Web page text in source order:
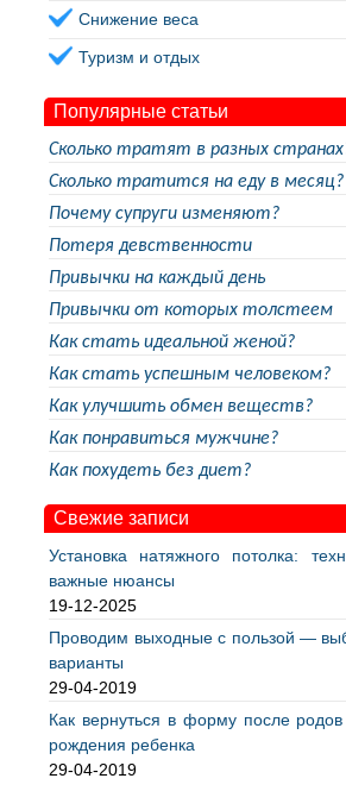
Снижение веса
Туризм и отдых
Популярные статьи
Сколько тратят в разных
Сколько тратится на еду в месяц?
Почему супруги изменяют?
Потеря девственности
Привычки на каждый день
Привычки от которых толстеем
Как стать идеальной женой?
Как стать успешным человеком?
Как улучшить обмен веществ?
Как понравиться мужчине?
Как похудеть без диет?
Свежие записи
Установка натяжного потолка:
важные нюансы
19-12-2025
Проводим выходные с пользой —
варианты
29-04-2019
Как вернуться в форму после
рождения ребенка
29-04-2019